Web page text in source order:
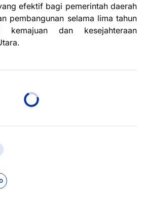
efektif bagi pemerintah daerah
pembangunan selama lima tahun
dan kesejahteraan